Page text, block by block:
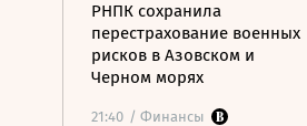
РНПК сохранила
перестрахование военных
рисков в Азовском и
Черном морях
21:40 / Финансы